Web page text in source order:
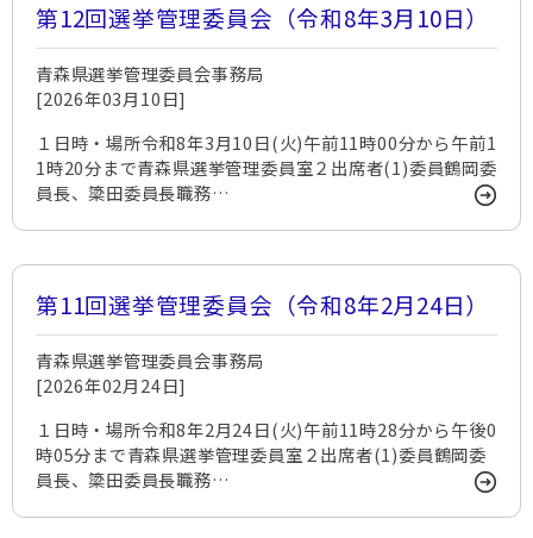
第12回選挙管理委員会（令和8年3月10日）
青森県選挙管理委員会事務局
[2026年03月10日]
１日時・場所令和8年3月10日(火)午前11時00分から午前1
1時20分まで青森県選挙管理委員室２出席者(1)委員鶴岡委
員長、簗田委員長職務…
第11回選挙管理委員会（令和8年2月24日）
青森県選挙管理委員会事務局
[2026年02月24日]
１日時・場所令和8年2月24日(火)午前11時28分から午後0
時05分まで青森県選挙管理委員室２出席者(1)委員鶴岡委
員長、簗田委員長職務…